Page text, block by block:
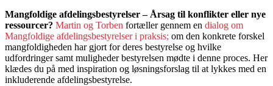
Mangfoldige afdelingsbestyrelser – Årsag til konflikter eller nye
ressourcer? Martin og Torben fortæller gennem en dialog om
Mangfoldige afdelingsbestyrelser i praksis; om den konkrete forskel
mangfoldigheden har gjort for deres bestyrelse og hvilke
udfordringer samt muligheder bestyrelsen mødte i denne proces. Her
klædes du på med inspiration og løsningsforslag til at lykkes med en
inkluderende afdelingsbestyrelse.